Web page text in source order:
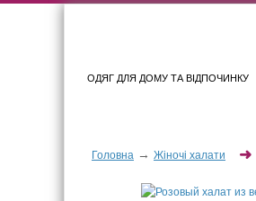
ОДЯГ ДЛЯ ДОМУ ТА ВІДПОЧИНКУ
Головна → Жіночі халати ➜